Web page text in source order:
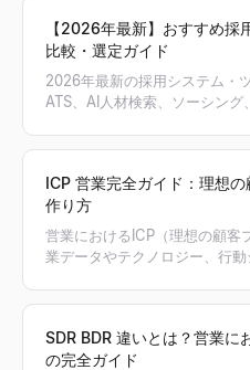
【2026年最新】おすすめ採
比較・選定ガイド
2026年最新の採用システム・
ATS、AI人材検索、ソーシン
ICP 営業完全ガイド：理想
作り方
営業におけるICP（理想の顧客
業データやテクノロジー、行
SDR BDR 違いとは？営業に
の完全ガイド